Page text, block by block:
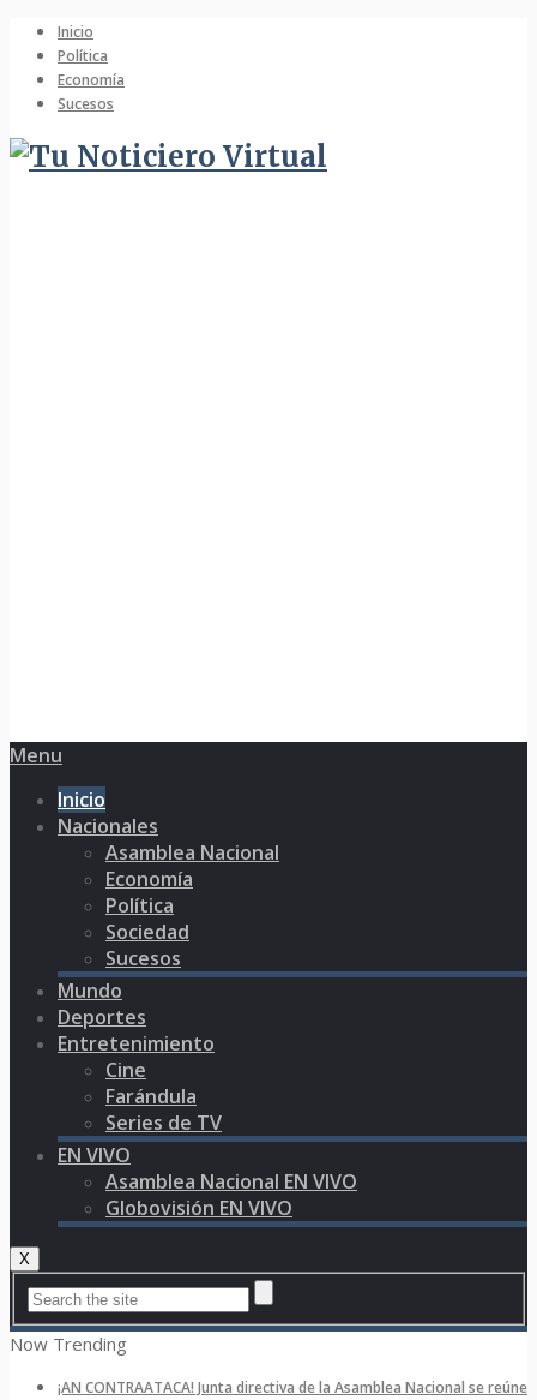
Inicio
Política
Economía
Sucesos
Menu
Inicio
Nacionales
Asamblea Nacional
Economía
Política
Sociedad
Sucesos
Mundo
Deportes
Entretenimiento
Cine
Farándula
Series de TV
EN VIVO
Asamblea Nacional EN VIVO
Globovisión EN VIVO
X
Now Trending
¡AN CONTRAATACA! Junta directiva de la Asamblea Nacional se reúne